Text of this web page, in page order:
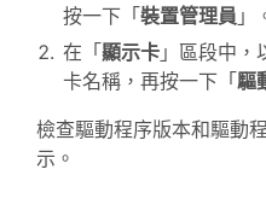
按一下「裝置管理員 」
在「顯示卡 」區段中
卡名稱，再按一下「驅
檢查驅動程序版本和驅動
示。